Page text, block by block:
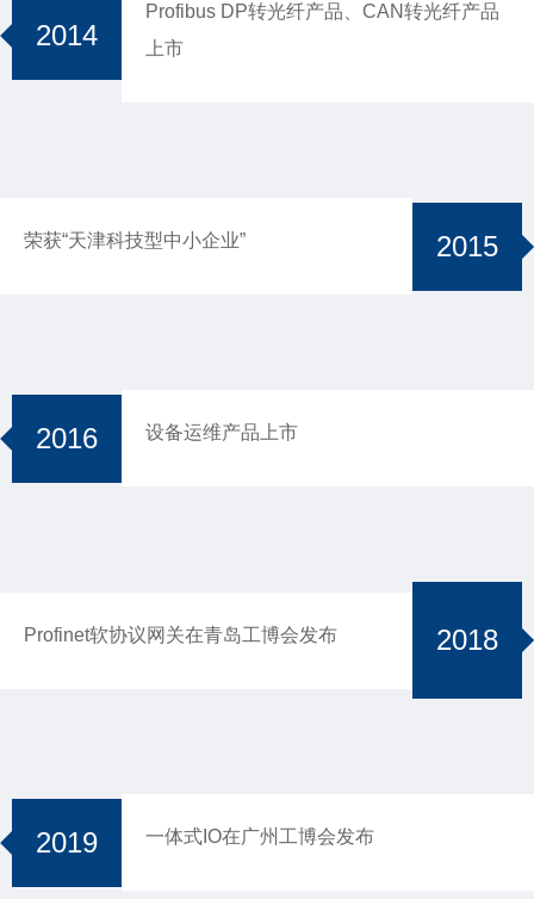
2014
Profibus DP转光纤产品、CAN转光纤产品
上市
荣获“天津科技型中小企业” 2015
2016 设备运维产品上市
Profinet软协议网关在青岛工博会发布 2018
2019 一体式IO在广州工博会发布